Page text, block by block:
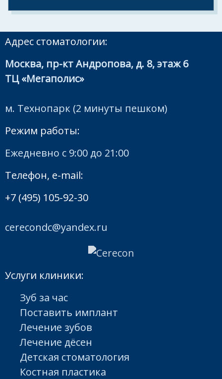
Адрес стоматологии:
Москва, пр-кт Андропова, д. 8, этаж 6
ТЦ «Мегаполис»
м. Технопарк (2 минуты пешком)
Режим работы:
Ежедневно с 9:00 до 21:00
Телефон, e-mail:
+7 (495) 105-92-30
cerecondc@yandex.ru
Услуги клиники:
Зуб за час
Поставить имплант
Лечение зубов
Лечение дёсен
Детская стоматология
Костная пластика